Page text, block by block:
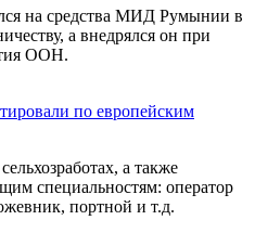
на средства МИД Румынии в
а внедрялся он при
ООН.
по европейским
а также
специальностям: оператор
портной и т.д.